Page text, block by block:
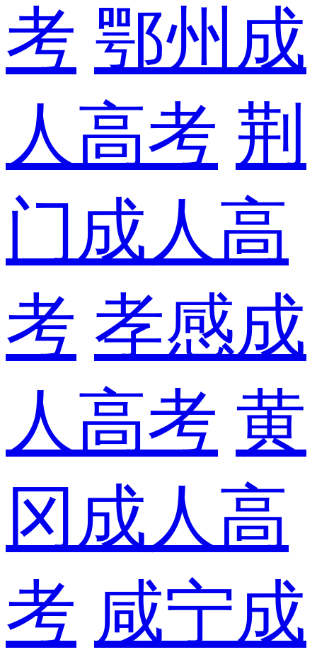
考 鄂州成
人高考 荆
门成人高
考 孝感成
人高考 黄
冈成人高
考 咸宁成